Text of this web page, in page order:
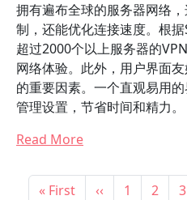
拥有遍布全球的服务器网络
制，还能优化连接速度。根
超过2000个以上服务器的
网络体验。此外，用户界面
的重要因素。一个直观易用的
管理设置，节省时间和精力。
Read More
Pagination
First page
« First Previous page
‹‹ Page
1 Page
2 3